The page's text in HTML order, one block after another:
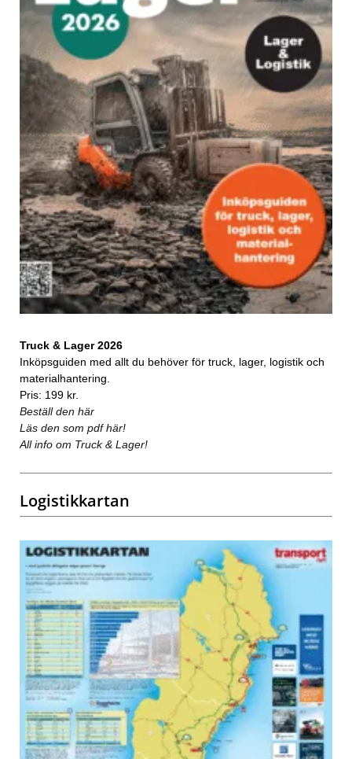
Truck & Lager 2026
Inköpsguiden med allt du behöver för truck, lager, logistik och
materialhantering.
Pris: 199 kr.
Beställ den här
Läs den som pdf här!
All info om Truck & Lager!
Logistikkartan